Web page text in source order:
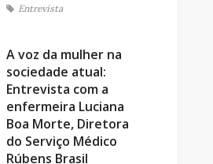
Entrevista
A voz da mulher na
sociedade atual:
Entrevista com a
enfermeira Luciana
Boa Morte, Diretora
do Serviço Médico
Rúbens Brasil